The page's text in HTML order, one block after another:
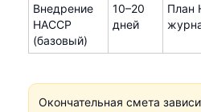
Внедрение
HACCP
(базовый)
10–20
дней
План
Окончательная смета